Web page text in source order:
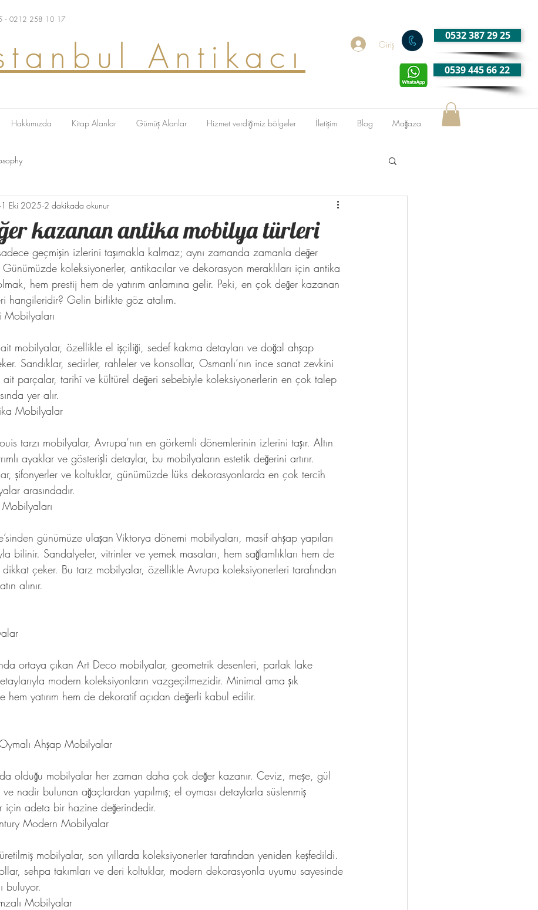
- 0212 258 10 17
Antikacı Giriş
0532 387 29 25
0539 445 66 22
Hakkımızda Kitap Alanlar Gümüş Alanlar Hizmet verdiğimiz bölgeler İletişim Blog Mağaza
kazanan antika mobilya türleri
1 Eki 2025 2 dakikada okunur
geçmişin izlerini taşımakla kalmaz; aynı zamanda zamanla değer
koleksiyonerler, antikacılar ve dekorasyon meraklıları için antika
hem prestij hem de yatırım anlamına gelir. Peki, en çok değer kazanan
hangileridir? Gelin birlikte göz atalım.
Mobilyaları
mobilyalar, özellikle el işçiliği, sedef kakma detayları ve doğal ahşap
Sandıklar, sedirler, rahleler ve konsollar, Osmanlı’nın ince sanat zevkini
ait parçalar, tarihî ve kültürel değeri sebebiyle koleksiyonerlerin en çok talep
yer alır.
Mobilyalar
tarzı mobilyalar, Avrupa’nın en görkemli dönemlerinin izlerini taşır. Altın
ayaklar ve gösterişli detaylar, bu mobilyaların estetik değerini artırır.
şifonyerler ve koltuklar, günümüzde lüks dekorasyonlarda en çok tercih
arasındadır.
günümüze ulaşan Viktorya dönemi mobilyaları, masif ahşap yapıları
bilinir. Sandalyeler, vitrinler ve yemek masaları, hem sağlamlıkları hem de
dikkat çeker. Bu tarz mobilyalar, özellikle Avrupa koleksiyonerleri tarafından
alınır.
ortaya çıkan Art Deco mobilyalar, geometrik desenleri, parlak lake
modern koleksiyonların vazgeçilmezidir. Minimal ama şık
hem yatırım hem de dekoratif açıdan değerli kabul edilir.
Ahşap Mobilyalar
olduğu mobilyalar her zaman daha çok değer kazanır. Ceviz, meşe, gül
ve nadir bulunan ağaçlardan yapılmış; el oyması detaylarla süslenmiş
için adeta bir hazine değerindedir.
Modern Mobilyalar
mobilyalar, son yıllarda koleksiyonerler tarafından yeniden keşfedildi.
sehpa takımları ve deri koltuklar, modern dekorasyonla uyumu sayesinde
buluyor.
Mobilyalar